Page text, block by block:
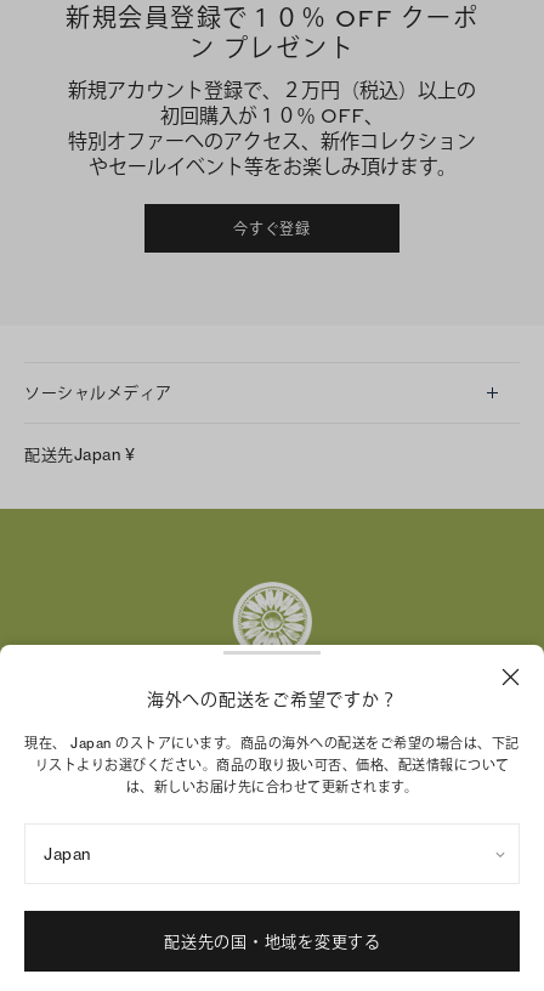
新規会員登録で１０％ OFF クーポ
ン プレゼント
新規アカウント登録で、２万円（税込）以上の
初回購入が１０％ OFF、
特別オファーへのアクセス、新作コレクション
やセールイベント等をお楽しみ頂けます。
今すぐ登録
ソーシャルメディア
Facebook
配送先Japan ¥
トリー バーチ財団は、女性起業家が持続可能な企業を築
くことを支援しています。
サイトマップ
Cookie 設定
海外への配送をご希望ですか？
現在、 Japan のストアにいます。商品の海外への配送をご希望の場合は、下記
リストよりお選びください。商品の取り扱い可否、価格、配送情報について
は、新しいお届け先に合わせて更新されます。
Japan
配送先の国・地域を変更する